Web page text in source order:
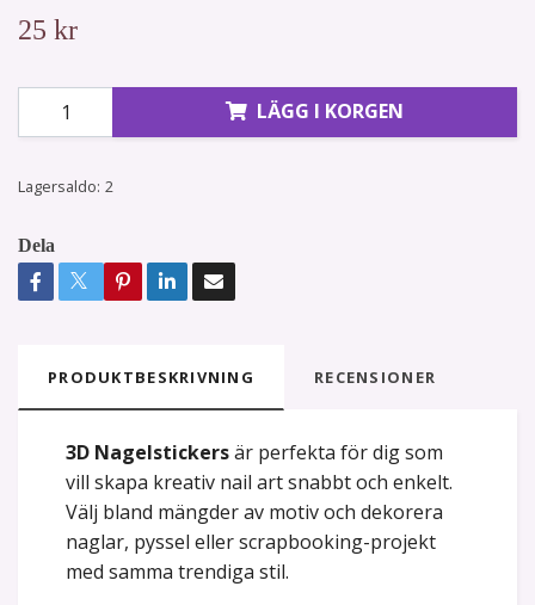
25 kr
LÄGG I KORGEN
Lagersaldo: 2
Dela
PRODUKTBESKRIVNING RECENSIONER
3D Nagelstickersär perfekta för dig som
vill skapa kreativ nail art snabbt och enkelt.
Välj bland mängder av motiv och dekorera
naglar, pyssel eller scrapbooking-projekt
med samma trendiga stil.